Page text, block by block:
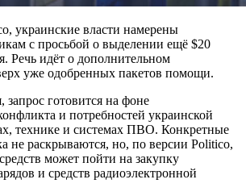
украинские власти намерены
с просьбой о выделении ещё $20
Речь идёт о дополнительном
уже одобренных пакетов помощи.
готовится на фоне
и потребностей украинской
технике и системах ПВО. Конкретные
не раскрываются, но, по версии Politico,
может пойти на закупку
и средств радиоэлектронной